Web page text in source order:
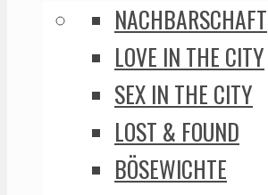
NACHBARSCHAFT
LOVE IN THE CITY
SEX IN THE CITY
LOST & FOUND
BÖSEWICHTE